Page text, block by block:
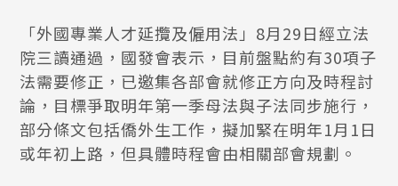
「外國專業人才延攬及僱用法」8月29日經立法
院三讀通過，國發會表示，目前盤點約有30項子
法需要修正，已邀集各部會就修正方向及時程討
論，目標爭取明年第一季母法與子法同步施行，
部分條文包括僑外生工作，擬加緊在明年1月1日
或年初上路，但具體時程會由相關部會規劃。